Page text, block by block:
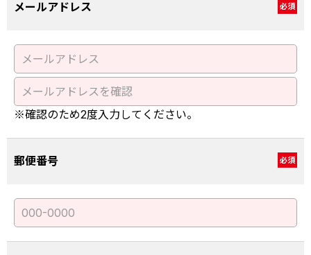
メールアドレス 必須
※確認のため2度入力してください。
郵便番号 必須